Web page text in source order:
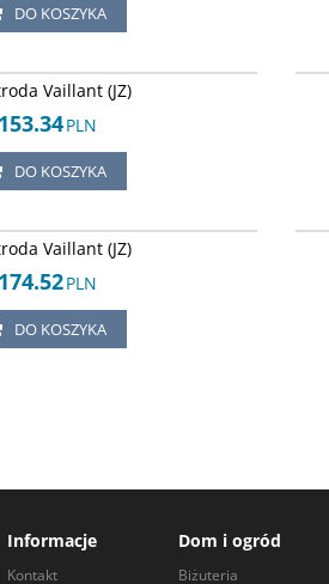
DO KOSZYKA
Vaillant (JZ)
153.34PLN
DO KOSZYKA
Vaillant (JZ)
174.52PLN
DO KOSZYKA
Informacje
Kontakt
Dom i ogród
Biżuteria